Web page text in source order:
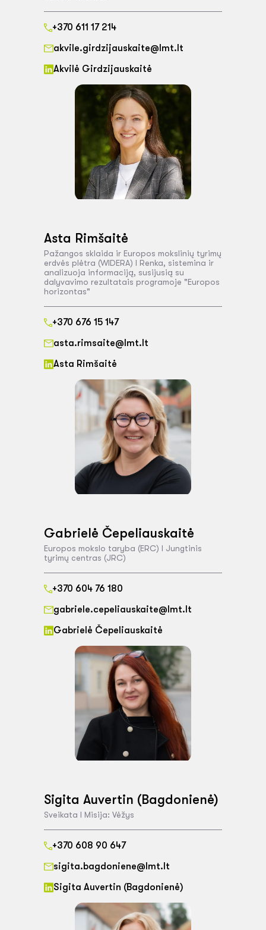
+370 611 17 214
akvile.girdzijauskaite@lmt.lt
Akvilė Girdzijauskaitė
Asta Rimšaitė
Pažangos sklaida ir Europos mokslinių tyrimų
erdvės plėtra (WIDERA) I Renka, sistemina ir
analizuoja informaciją, susijusią su
dalyvavimo rezultatais programoje "Europos
horizontas"
+370 676 15 147
asta.rimsaite@lmt.lt
Asta Rimšaitė
Gabrielė Čepeliauskaitė
Europos mokslo taryba (ERC) I Jungtinis
tyrimų centras (JRC)
+370 604 76 180
gabriele.cepeliauskaite@lmt.lt
Gabrielė Čepeliauskaitė
Sigita Auvertin (Bagdonienė)
Sveikata I Misija: Vėžys
+370 608 90 647
sigita.bagdoniene@lmt.lt
Sigita Auvertin (Bagdonienė)